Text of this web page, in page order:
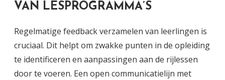
VAN LESPROGRAMMA’S
Regelmatige feedback verzamelen van leerlingen is
cruciaal. Dit helpt om zwakke punten in de opleiding
te identificeren en aanpassingen aan de rijlessen
door te voeren. Een open communicatielijn met